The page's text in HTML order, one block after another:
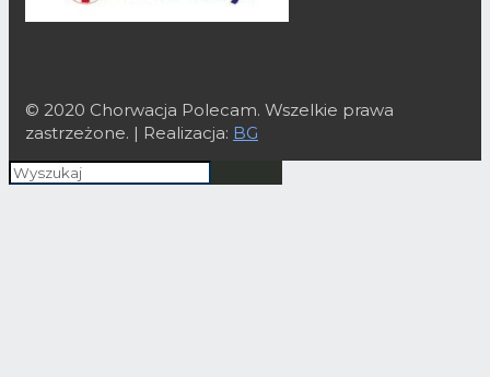
© 2020 Chorwacja Polecam. Wszelkie prawa
zastrzeżone. | Realizacja: BG